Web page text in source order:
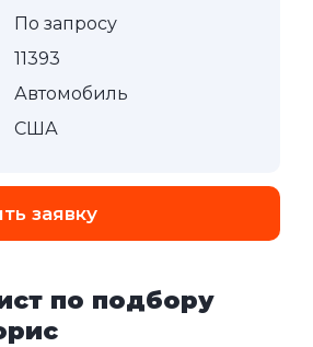
По запросу
11393
Автомобиль
США
заявку
по подбору